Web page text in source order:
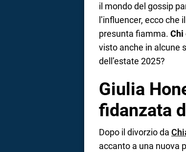
il mondo del gossip
l’influencer, ecco che
presunta fiamma. Chi
visto anche in alcune
dell’estate 2025?
Giulia
fidanzata
Dopo il divorzio da
accanto a una nuova